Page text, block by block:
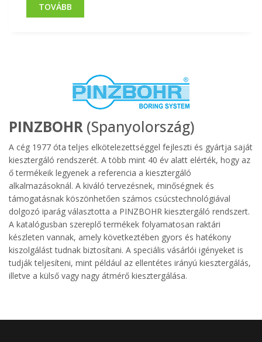
TOVÁBB
PINZBOHR (Spanyolország)
A cég 1977 óta teljes elkötelezettséggel fejleszti és gyártja saját
kiesztergáló rendszerét. A több mint 40 év alatt elérték, hogy az
ő termékeik legyenek a referencia a kiesztergáló
alkalmazásoknál. A kiváló tervezésnek, minőségnek és
támogatásnak köszönhetően számos csúcstechnológiával
dolgozó iparág választotta a PINZBOHR kiesztergáló rendszert.
A katalógusban szereplő termékek folyamatosan raktári
készleten vannak, amely következtében gyors és hatékony
kiszolgálást tudnak biztosítani. A speciális vásárlói igényeket is
tudják teljesíteni, mint például az ellentétes irányú kiesztergálás,
illetve a külső vagy nagy átmérő kiesztergálása.